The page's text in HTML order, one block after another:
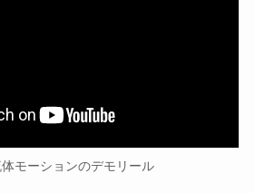
モーションのデモリール